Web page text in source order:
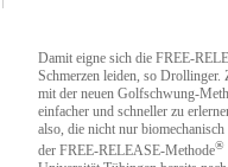
Damit eigne sich die FREE-
Schmerzen leiden, so
mit der neuen Golfschwung-
einfacher und schneller zu
also, die nicht nur
der FREE-RELEASE-Methode®